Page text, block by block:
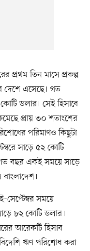
প্রথম তিন মাসে প্রকল্প
দেশে এসেছে। গত
ডলার। সেই হিসাবে
প্রায় ৩০ শতাংশের
পরিমাণও কিছুটা
সাড়ে ৫২ কোটি
বছর একই সময়ে সাড়ে
সময়ে
৮২ কোটি ডলার।
আরেকটি হিসাব
ঋণ পরিশোধ করা